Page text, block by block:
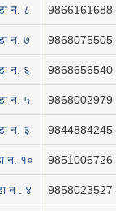
न. ८ 9866161688
न. ७ 9868075505
न. ६ 9868656540
न. ५ 9868002979
न. ३ 9844884245
न. १० 9851006726
न . ४